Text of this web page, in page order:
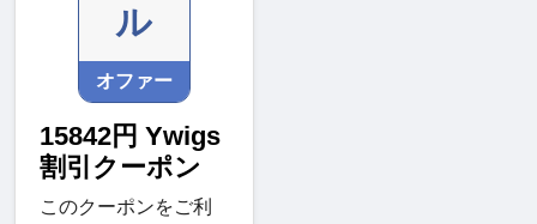
ル
オファー
15842円 Ywigs
割引クーポン
このクーポンをご利